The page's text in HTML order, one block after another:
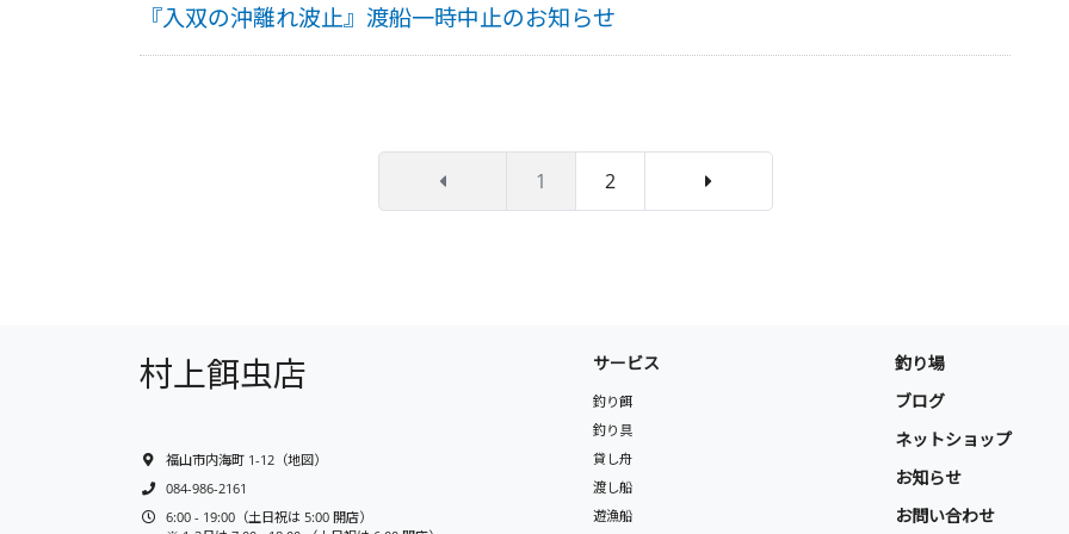
『入双の沖離れ波止』渡船一時中止のお知らせ
1 2
村上餌虫店
福山市内海町 1-12 （地図）
084-986-2161
6:00 - 19:00（土日祝は 5:00 開店）
サービス
釣り餌
釣り具
貸し舟
渡し船
遊漁船
釣り場
ブログ
ネットショップ
お知らせ
お問い合わせ